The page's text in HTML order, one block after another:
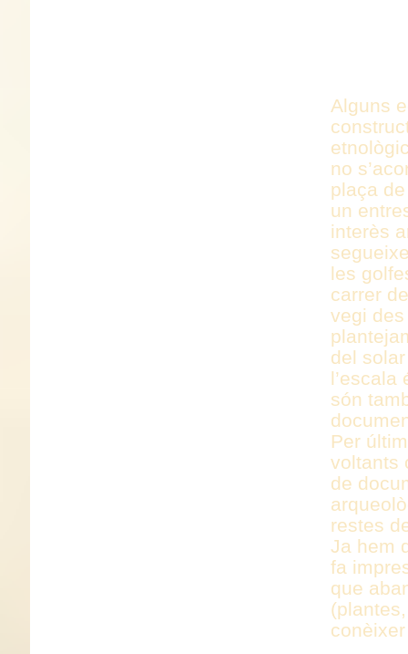
Alguns
no
plaça
un
interès
les
carrer
vegi
del
són
Per
voltants
de
restes
Ja hem
fa
que